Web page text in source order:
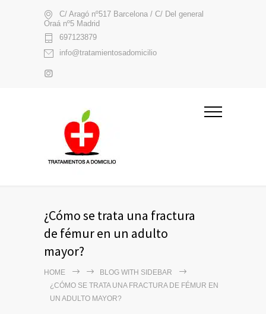
C/ Aragó nº517 Barcelona / C/ Del general
Oraá nº5 Madrid
697123879
info@tratamientosadomicilio
¿Cómo se trata una fractura
de fémur en un adulto
mayor?
HOME
BLOG WITH SIDEBAR
¿CÓMO SE TRATA UNA FRACTURA DE FÉMUR EN
UN ADULTO MAYOR?